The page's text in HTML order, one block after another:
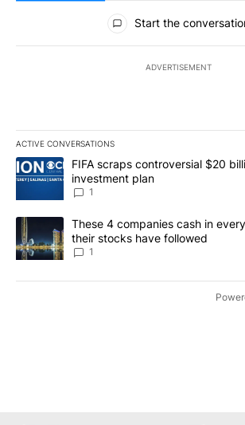
All Comments
Start the
ADVERTISEMENT
ACTIVE CONVERSATIONS
The following is a list of the most
A trending article titled "FIFA scraps
FIFA scraps controversial $20
investment plan
1
A trending article titled "These 4
These 4 companies cash in
their stocks have followed
1